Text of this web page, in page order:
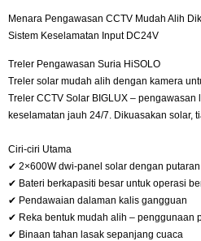
Menara Pengawasan CCTV Mudah Alih
Sistem Keselamatan Input DC24V
Treler Pengawasan Suria HiSOLO
Treler solar mudah alih dengan kamera
Treler CCTV Solar BIGLUX –
keselamatan jauh 24/7. Dikuasakan solar,
Ciri-ciri Utama
✔ 2×600W dwi-panel solar dengan
✔ Bateri berkapasiti besar untuk operasi
✔ Pendawaian dalaman kalis gangguan
✔ Reka bentuk mudah alih – penggunaan
✔ Binaan tahan lasak sepanjang cuaca